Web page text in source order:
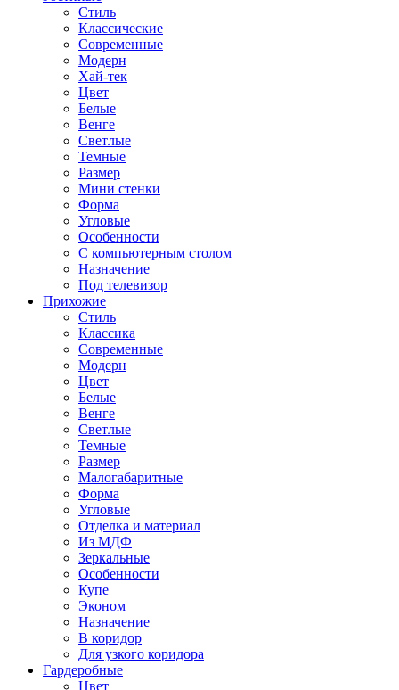
Стиль
Классические
Современные
Модерн
Хай-тек
Цвет
Белые
Венге
Светлые
Темные
Размер
Мини стенки
Форма
Угловые
Особенности
С компьютерным столом
Назначение
Под телевизор
Прихожие
Стиль
Классика
Современные
Модерн
Цвет
Белые
Венге
Светлые
Темные
Размер
Малогабаритные
Форма
Угловые
Отделка и материал
Из МДФ
Зеркальные
Особенности
Купе
Эконом
Назначение
В коридор
Для узкого коридора
Гардеробные
Цвет